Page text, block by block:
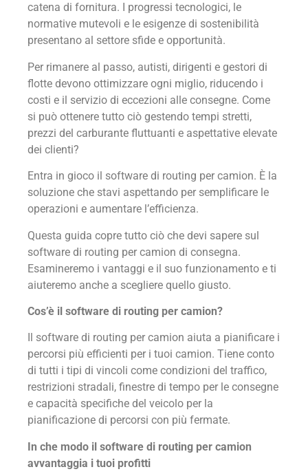
catena di fornitura. I progressi tecnologici, le
normative mutevoli e le esigenze di sostenibilità
presentano al settore sfide e opportunità.
Per rimanere al passo, autisti, dirigenti e gestori di
flotte devono ottimizzare ogni miglio, riducendo i
costi e il servizio di eccezioni alle consegne. Come
si può ottenere tutto ciò gestendo tempi stretti,
prezzi del carburante fluttuanti e aspettative elevate
dei clienti?
Entra in gioco il software di routing per camion. È la
soluzione che stavi aspettando per semplificare le
operazioni e aumentare l’efficienza.
Questa guida copre tutto ciò che devi sapere sul
software di routing per camion di consegna.
Esamineremo i vantaggi e il suo funzionamento e ti
aiuteremo anche a scegliere quello giusto.
Cos’è il software di routing per camion?
Il software di routing per camion aiuta a pianificare i
percorsi più efficienti per i tuoi camion. Tiene conto
di tutti i tipi di vincoli come condizioni del traffico,
restrizioni stradali, finestre di tempo per le consegne
e capacità specifiche del veicolo per la
pianificazione di percorsi con più fermate.
In che modo il software di routing per camion
avvantaggia i tuoi profitti